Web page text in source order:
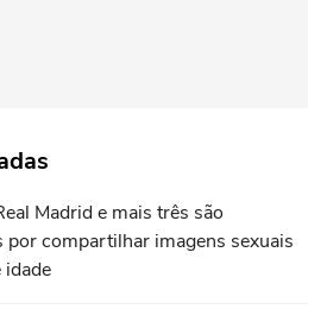
Madrid e mais três são
por compartilhar imagens sexuais
idade